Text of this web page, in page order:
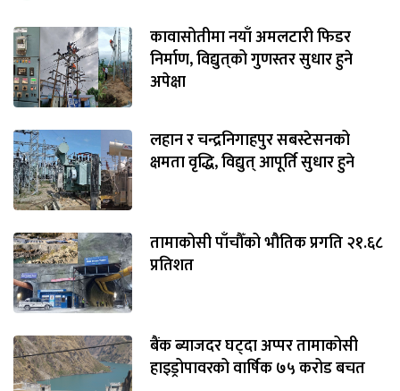
कावासोतीमा नयाँ अमलटारी फिडर
निर्माण, विद्युत्‌को गुणस्तर सुधार हुने
अपेक्षा
लहान र चन्द्रनिगाहपुर सबस्टेसनको
क्षमता वृद्धि, विद्युत् आपूर्ति सुधार हुने
तामाकोसी पाँचौँको भौतिक प्रगति २१.६८
प्रतिशत
बैंक ब्याजदर घट्दा अप्पर तामाकोसी
हाइड्रोपावरको वार्षिक ७५ करोड बचत